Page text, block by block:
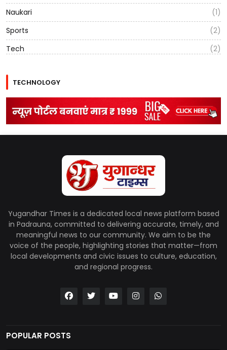
Naukari
(1)
Sports
(2)
Tech
(2)
TECHNOLOGY
Yugandhar Times is a dedicated local news platform based
in Padrauna, committed to delivering accurate, timely, and
meaningful news to our community. We aim to be the
voice of the people, highlighting stories that matter—from
local developments and civic issues to culture, education,
and regional progress.
POPULAR POSTS